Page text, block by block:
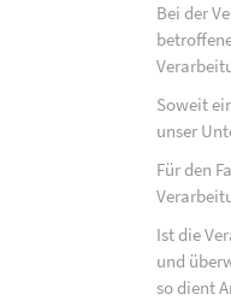
Bei der
Soweit
unser
Für den
Ist die
und
so dient